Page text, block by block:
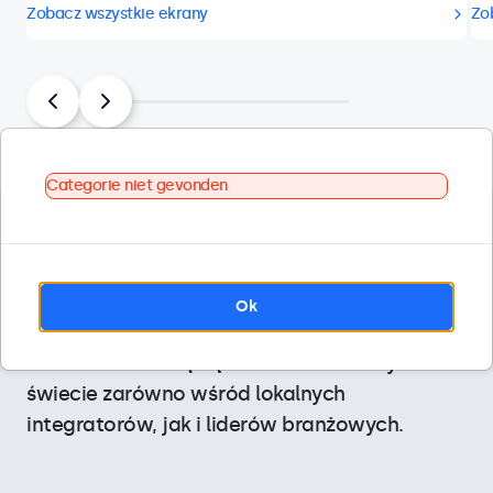
Zobacz wszystkie ekrany
Projektujemy nasze ekrany do zastosowań
Dzięki dostosowaniu do konkretnych funkcji i
długotrwałej niezawodności ekrany
świecie zarówno wśród lokalnych
integratorów, jak i liderów branżowych.
Categorie niet gevonden
Ok